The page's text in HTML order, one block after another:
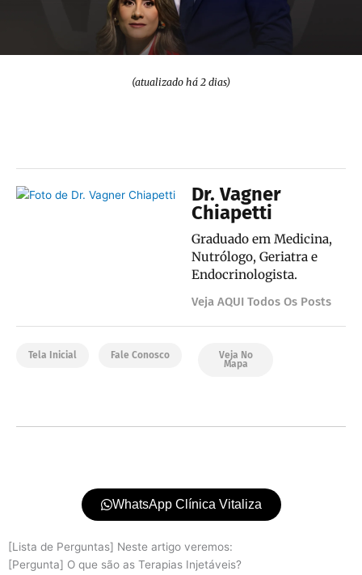
(atualizado há 2 dias)
Dr. Vagner
Chiapetti
Graduado em Medicina,
Nutrólogo, Geriatra e
Endocrinologista.
Veja AQUI Todos Os Posts
Tela Inicial Fale Conosco Veja No
Mapa
WhatsApp Clínica Vitaliza
[Lista de Perguntas] Neste artigo veremos:
[Pergunta] O que são as Terapias Injetáveis?